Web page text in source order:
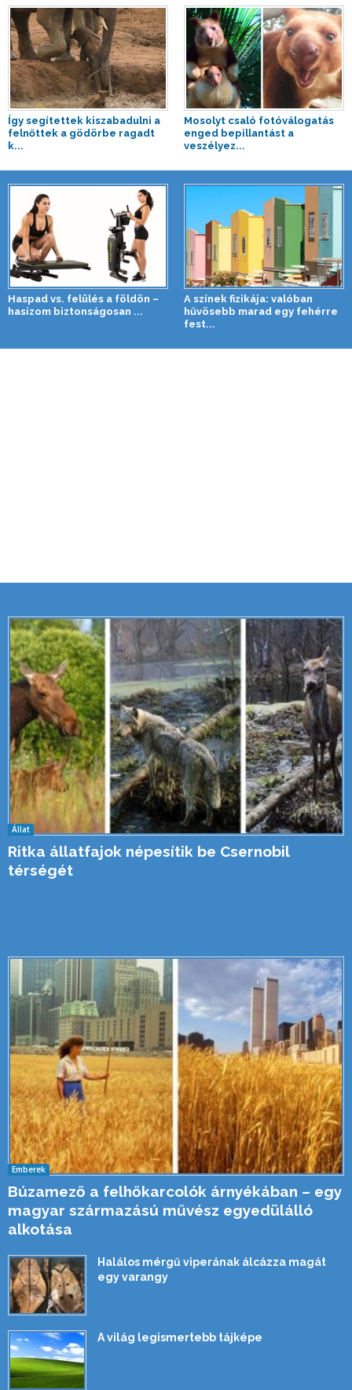
Így segítettek kiszabadulni a
felnőttek a gödörbe ragadt
k...
Mosolyt csaló fotóválogatás
enged bepillantást a
veszélyez...
Haspad vs. felülés a földön –
hasizom biztonságosan ...
A színek fizikája: valóban
hűvösebb marad egy fehérre
fest...
Állat
Ritka állatfajok népesítik be Csernobil
térségét
Emberek
Búzamező a felhőkarcolók árnyékában – egy
magyar származású művész egyedülálló
alkotása
Halálos mérgű viperának álcázza magát
egy varangy
A világ legismertebb tájképe